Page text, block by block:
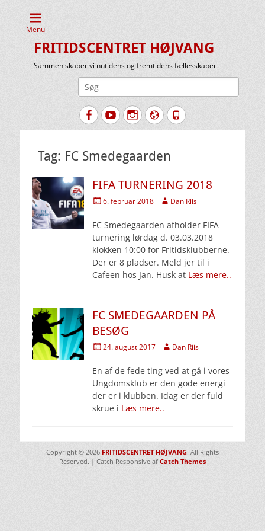
Menu
FRITIDSCENTRET HØJVANG
Sammen skaber vi nutidens og fremtidens fællesskaber
FacebookYouTubeInstagram
Website
Tlf.
Tag: FC Smedegaarden
FIFA TURNERING 2018
Udgivet
6. februar 2018 Forfatter
Dan Riis
FC Smedegaarden afholder FIFA
turnering lørdag d. 03.03.2018
klokken 10:00 for Fritidsklubberne.
Der er 8 pladser. Meld jer til i
Cafeen hos Jan. Husk at Læs mere..
FC SMEDEGAARDEN PÅ
BESØG
Udgivet
24. august 2017 Forfatter
Dan Riis
En af de fede ting ved at gå i vores
Ungdomsklub er den gode energi
der er i klubben. Idag er der fuld
skrue i Læs mere..
Copyright © 2026 FRITIDSCENTRET HØJVANG. All Rights
Reserved. | Catch Responsive af Catch Themes